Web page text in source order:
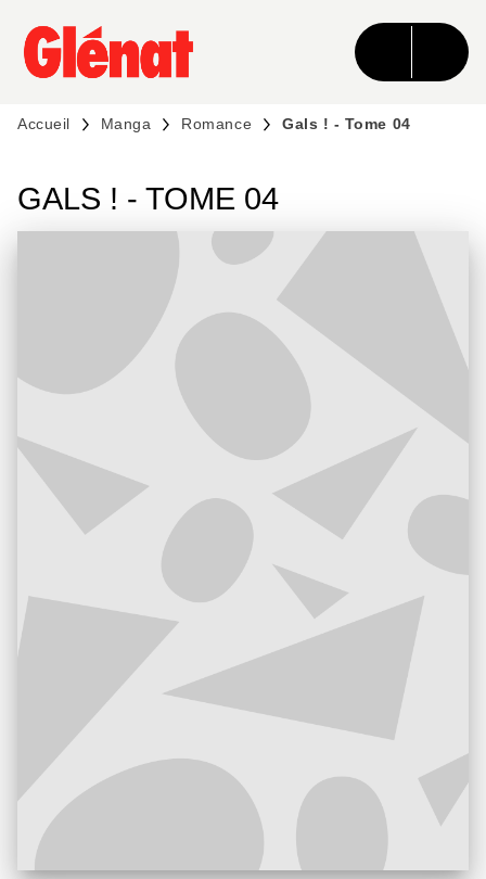
MENU RECHERCHE CONTENU
PIED DE PAGE
Accueil Manga Romance Gals ! - Tome 04
GALS ! - TOME 04